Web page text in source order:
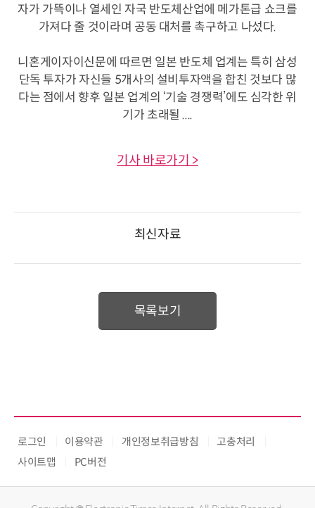
자가 가뜩이나 열세인 자국 반도체산업에 메가톤급 쇼크를
가져다 줄 것이라며 공동 대처를 촉구하고 나섰다.
니혼게이자이신문에 따르면 일본 반도체 업계는 특히 삼성
단독 투자가 자신들 5개사의 설비투자액을 합친 것보다 많
다는 점에서 향후 일본 업계의 ‘기술 경쟁력’에도 심각한 위
기가 초래될 ....
기사 바로가기 >
최신자료
목록보기
로그인 이용약관 개인정보취급방침
고충처리
사이트맵
PC버전